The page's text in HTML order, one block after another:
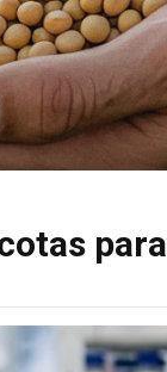
para